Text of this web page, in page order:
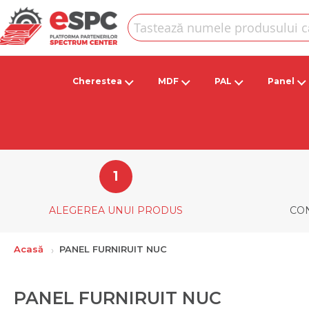
to
Content
Căutare
Cherestea MDF PAL Panel
ALEGEREA UNUI PRODUS
Acasă PANEL FURNIRUIT NUC
PANEL FURNIRUIT NUC